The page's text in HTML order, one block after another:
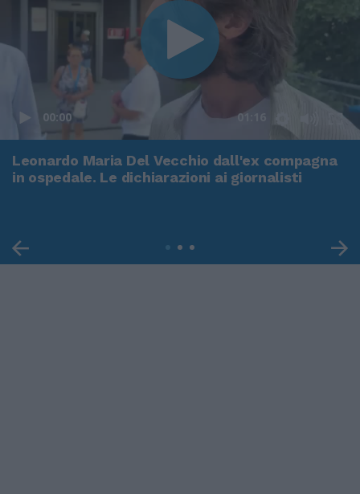
00:00 01:16
Leonardo Maria Del Vecchio dall'ex compagna
in ospedale. Le dichiarazioni ai giornalisti